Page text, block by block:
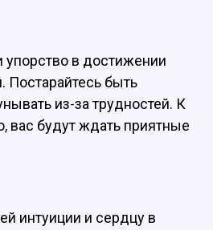
упорство в достижении
Постарайтесь быть
из-за трудностей. К
вас будут ждать приятные
интуиции и сердцу в